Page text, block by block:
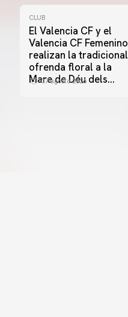
CLUB
El Valencia CF y el
Valencia CF Femenino
realizan la tradicional
ofrenda floral a la
Mare de Déu dels
07 agosto 2026